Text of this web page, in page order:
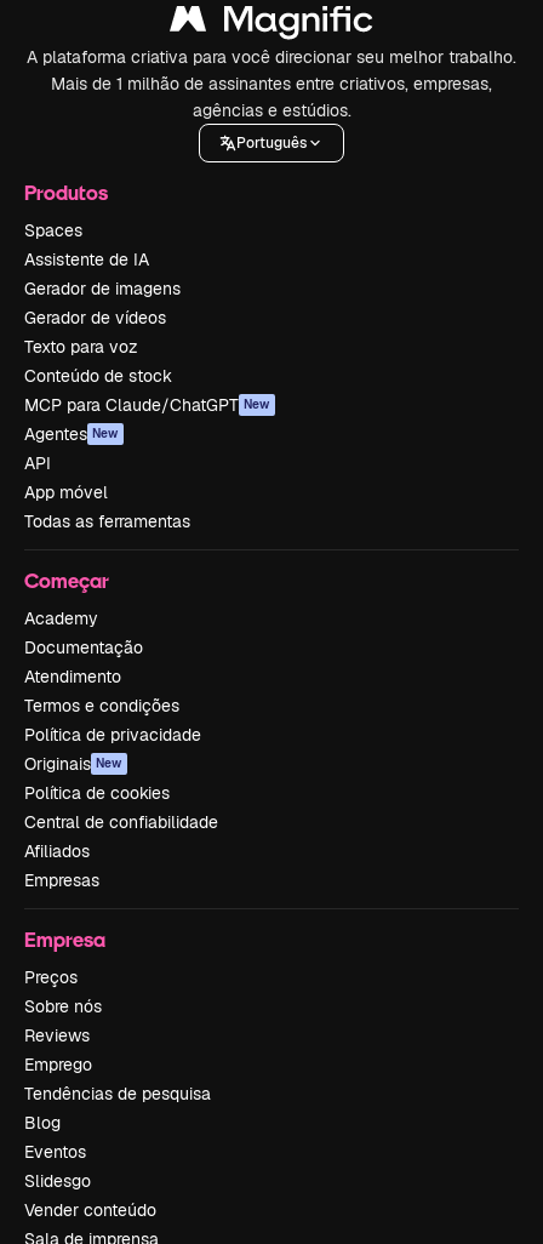
A plataforma criativa para você direcionar seu melhor trabalho.
Mais de 1 milhão de assinantes entre criativos, empresas,
agências e estúdios.
Português
Produtos
Spaces
Assistente de IA
Gerador de imagens
Gerador de vídeos
Texto para voz
Conteúdo de stock
MCP para Claude/ChatGPT New
Agentes New
API
App móvel
Todas as ferramentas
Começar
Academy
Documentação
Atendimento
Termos e condições
Política de privacidade
Originais New
Política de cookies
Central de confiabilidade
Afiliados
Empresas
Empresa
Preços
Sobre nós
Reviews
Emprego
Tendências de pesquisa
Blog
Eventos
Slidesgo
Vender conteúdo
Sala de imprensa